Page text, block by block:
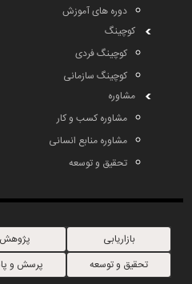
دوره های آموزش
کوچینگ
کوچینگ فردی
کوچینگ سازمانی
مشاوره
مشاوره کسب و کار
مشاوره منابع انسانی
تحقیق و توسعه
بازاریابی پژوهش
تحقیق و توسعه
پرسش و